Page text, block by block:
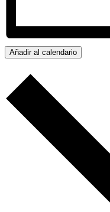
Añadir al calendario